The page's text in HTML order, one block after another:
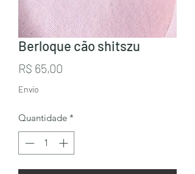
Berloque cão shitszu
R$ 65,00
Envio
Quantidade *